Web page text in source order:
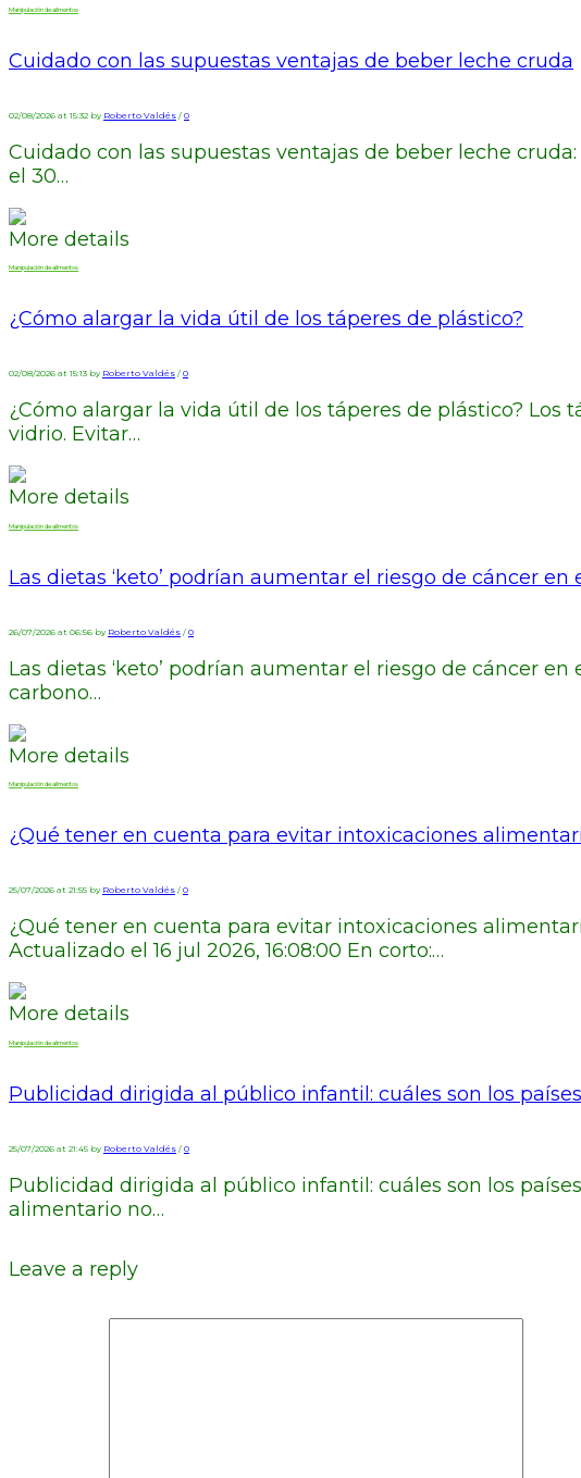
Manipulación de alimentos
Cuidado con las supuestas ventajas de beber leche cruda
02/08/2026 at 15:32 by Roberto Valdés / 0
Cuidado con las supuestas ventajas de beber leche
el 30…
More details
Manipulación de alimentos
¿Cómo alargar la vida útil de los táperes de plástico?
02/08/2026 at 15:13 by Roberto Valdés / 0
¿Cómo alargar la vida útil de los táperes de plástico?
vidrio. Evitar…
More details
Manipulación de alimentos
Las dietas ‘keto’ podrían aumentar el riesgo de cáncer
26/07/2026 at 06:56 by Roberto Valdés / 0
Las dietas ‘keto’ podrían aumentar el riesgo de cáncer
carbono…
More details
Manipulación de alimentos
¿Qué tener en cuenta para evitar intoxicaciones
25/07/2026 at 21:55 by Roberto Valdés / 0
¿Qué tener en cuenta para evitar intoxicaciones
Actualizado el 16 jul 2026, 16:08:00 En corto:…
More details
Manipulación de alimentos
Publicidad dirigida al público infantil: cuáles son los
25/07/2026 at 21:45 by Roberto Valdés / 0
Publicidad dirigida al público infantil: cuáles son los
alimentario no…
Leave a reply